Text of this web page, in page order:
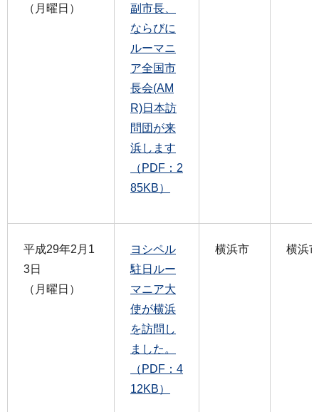
（月曜日）
副市長、
ならびに
ルーマニ
ア全国市
長会(AM
R)日本訪
問団が来
浜します
（PDF：2
85KB）
平成29年2月1
3日
（月曜日）
ヨシペル
駐日ルー
マニア大
使が横浜
を訪問し
ました。
（PDF：4
12KB）
横浜市 横浜